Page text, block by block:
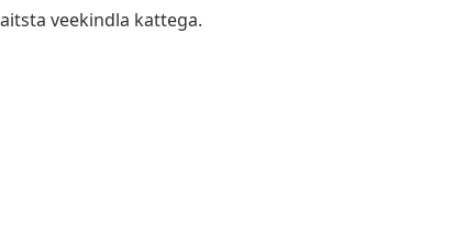
veekindla kattega.